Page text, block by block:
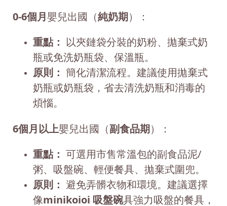
0-6個月嬰兒出國（純奶期）：
重點： 以夾鏈袋分裝的奶粉、拋棄式奶
瓶或免洗奶瓶袋、保溫瓶。
原則： 簡化清潔流程。建議使用拋棄式
奶瓶或奶瓶袋，省去清洗奶瓶和消毒的
煩惱。
6個月以上嬰兒出國（副食品期）：
重點： 可選用市售常溫包的副食品泥/
粥、吸盤碗、輕便餐具、拋棄式圍兜。
原則： 避免弄髒衣物和環境。建議選擇
像minikoioi 吸盤碗具強力吸盤的餐具，